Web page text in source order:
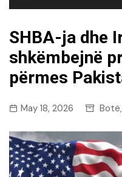
SHBA-ja dhe
shkëmbejnë
përmes
May 18, 2026 Botë,